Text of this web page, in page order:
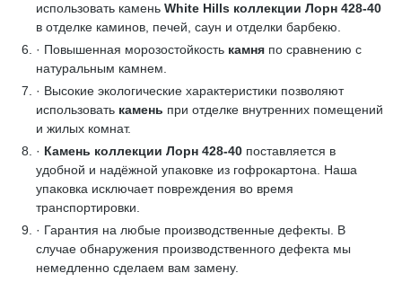
использовать камень White Hills коллекции Лорн 428-40
в отделке каминов, печей, саун и отделки барбекю.
· Повышенная морозостойкость камня по сравнению с
натуральным камнем.
· Высокие экологические характеристики позволяют
использовать камень при отделке внутренних помещений
и жилых комнат.
· Камень коллекции Лорн 428-40 поставляется в
удобной и надёжной упаковке из гофрокартона. Наша
упаковка исключает повреждения во время
транспортировки.
· Гарантия на любые производственные дефекты. В
случае обнаружения производственного дефекта мы
немедленно сделаем вам замену.